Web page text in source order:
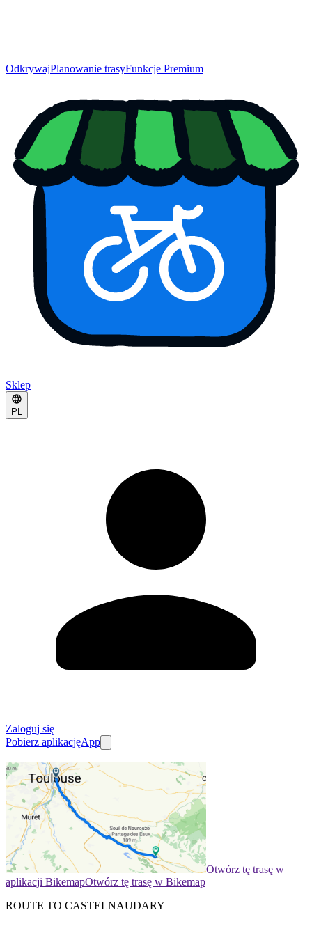
OdkrywajPlanowanie trasyFunkcje Premium
Sklep
PL
Zaloguj się
Pobierz aplikacjęApp
Otwórz tę trasę w
aplikacji BikemapOtwórz tę trasę w Bikemap
ROUTE TO CASTELNAUDARY